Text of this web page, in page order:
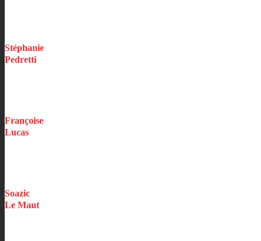
Stéphanie
Pedretti
Françoise
Lucas
Soazic
Le Maut